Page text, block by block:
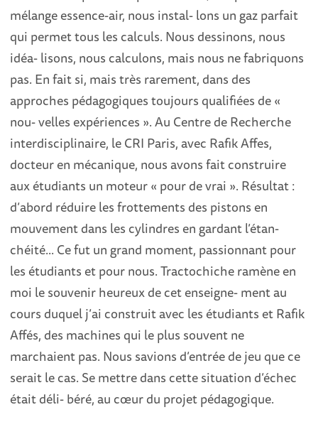
mélange essence-air, nous instal- lons un gaz parfait
qui permet tous les calculs. Nous dessinons, nous
idéa- lisons, nous calculons, mais nous ne fabriquons
pas. En fait si, mais très rarement, dans des
approches pédagogiques toujours qualifiées de «
nou- velles expériences ». Au Centre de Recherche
interdisciplinaire, le CRI Paris, avec Rafik Affes,
docteur en mécanique, nous avons fait construire
aux étudiants un moteur « pour de vrai ». Résultat :
d’abord réduire les frottements des pistons en
mouvement dans les cylindres en gardant l’étan-
chéité... Ce fut un grand moment, passionnant pour
les étudiants et pour nous. Tractochiche ramène en
moi le souvenir heureux de cet enseigne- ment au
cours duquel j’ai construit avec les étudiants et Rafik
Affés, des machines qui le plus souvent ne
marchaient pas. Nous savions d’entrée de jeu que ce
serait le cas. Se mettre dans cette situation d’échec
était déli- béré, au cœur du projet pédagogique.